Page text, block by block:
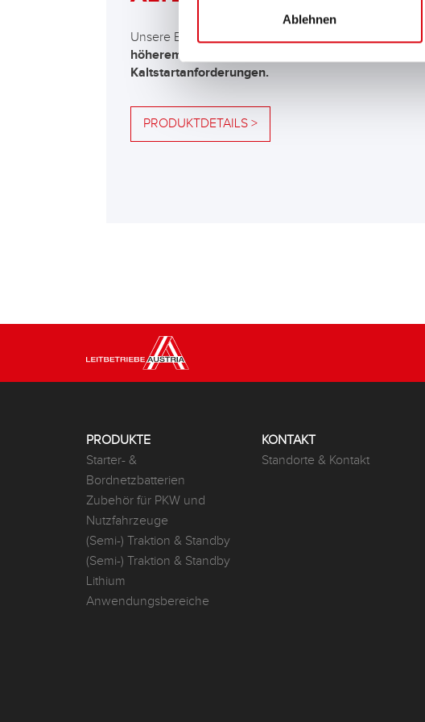
Ablehnen
Unsere Empfehlung für Fahrzeuge mit
höherem Energiebedarf bzw. höheren
Kaltstartanforderungen.
PRODUKTDETAILS >
PRODUKTE
Starter- &
Bordnetzbatterien
Zubehör für PKW und
Nutzfahrzeuge
(Semi-) Traktion & Standby
(Semi-) Traktion & Standby
Lithium
Anwendungsbereiche
KONTAKT
Standorte & Kontakt